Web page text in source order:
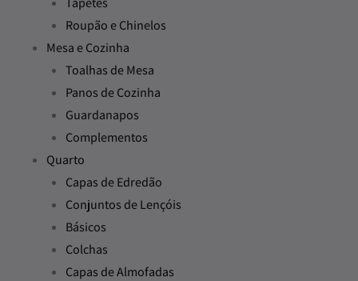
Roupão e Chinelos
Mesa e Cozinha
Toalhas de Mesa
Panos de Cozinha
Guardanapos
Complementos
Quarto
Capas de Edredão
Conjuntos de Lençóis
Básicos
Colchas
Capas de Almofadas